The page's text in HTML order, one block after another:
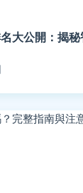
大公開：揭